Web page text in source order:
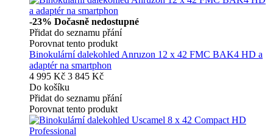
-23% Dočasně nedostupné
Přidat do seznamu přání
Porovnat tento produkt
Binokulární dalekohled Anruzon 12 x 42 FMC BAK4 HD a
adaptér na smartphon
4 995 Kč 3 845 Kč
Do košíku
Přidat do seznamu přání
Porovnat tento produkt